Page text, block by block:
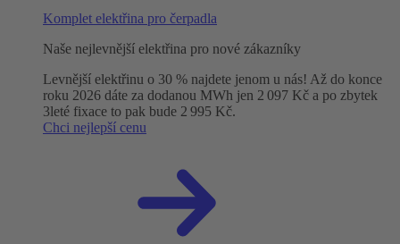
Komplet elektřina pro čerpadla
Naše nejlevnější elektřina pro nové zákazníky
Levnější elektřinu o 30 % najdete jenom u nás! Až do konce
roku 2026 dáte za dodanou MWh jen 2 097 Kč a po zbytek
3leté fixace to pak bude 2 995 Kč.
Chci nejlepší cenu